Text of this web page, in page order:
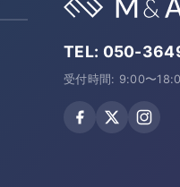
TEL: 050-
受付時間: 9:00〜